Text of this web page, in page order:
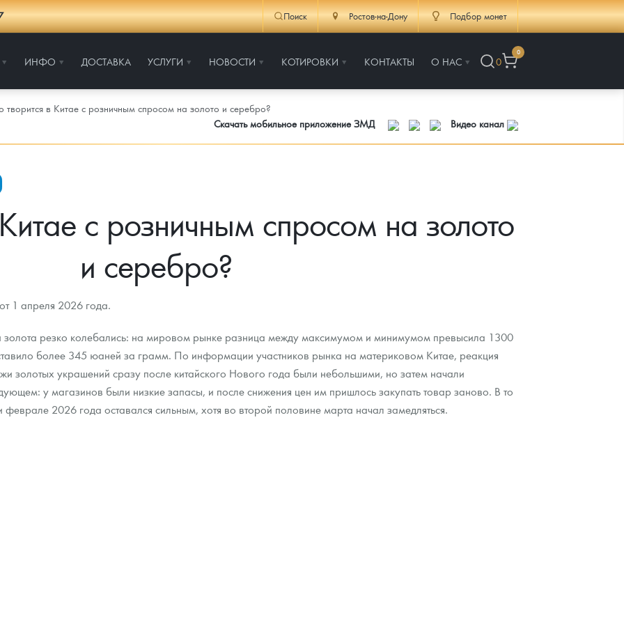
Поиск Ростов-на-Дону Подбор монет
ИНФО ДОСТАВКА УСЛУГИ НОВОСТИ КОТИРОВКИ КОНТАКТЫ О НАС 0
0
платины на 2026 год
творится в Китае с розничным спросом на золото и серебро?
Скачать мобильное приложение ЗМД
Видео канал
с розничным спросом на золото
и серебро?
1 апреля 2026 года.
резко колебались: на мировом рынке разница между максимумом и минимумом превысила 1300
более 345 юаней за грамм. По информации участников рынка на материковом Китае, реакция
золотых украшений сразу после китайского Нового года были небольшими, но затем начали
у магазинов были низкие запасы, и после снижения цен им пришлось закупать товар заново. В то
2026 года оставался сильным, хотя во второй половине марта начал замедляться.